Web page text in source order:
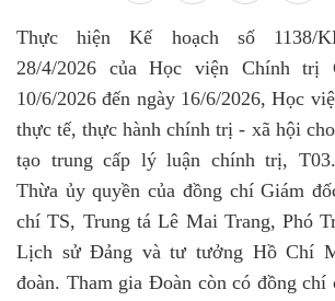
Thực hiện Kế hoạch số 1138/
28/4/2026 của Học viện Chính trị
10/6/2026 đến ngày 16/6/2026, Học
thực tế, thực hành chính trị - xã hội
tạo trung cấp lý luận chính trị,
Thừa ủy quyền của đồng chí Giám
chí TS, Trung tá Lê Mai Trang, Phó
Lịch sử Đảng và tư tưởng Hồ Chí
đoàn. Tham gia Đoàn còn có đồng